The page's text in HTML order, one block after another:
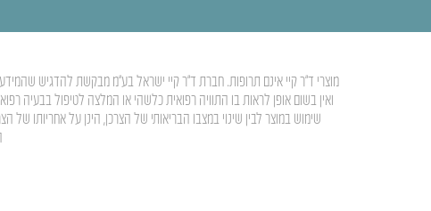
מוצרי ד”ר קיי אינם תרופות. חברת ד”ר קיי ישראל בע”מ מבקשת להדגיש
ואין בשום אופן לראות בו התוויה רפואית כלשהי או המלצה לטיפול בבעיה
שימוש במוצר לבין שינוי במצבו הבריאותי של הצרכן, הינן על אחריותו